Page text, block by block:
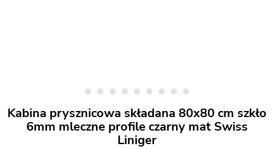
Kabina prysznicowa składana 80x80 cm szkło
6mm mleczne profile czarny mat Swiss
Liniger